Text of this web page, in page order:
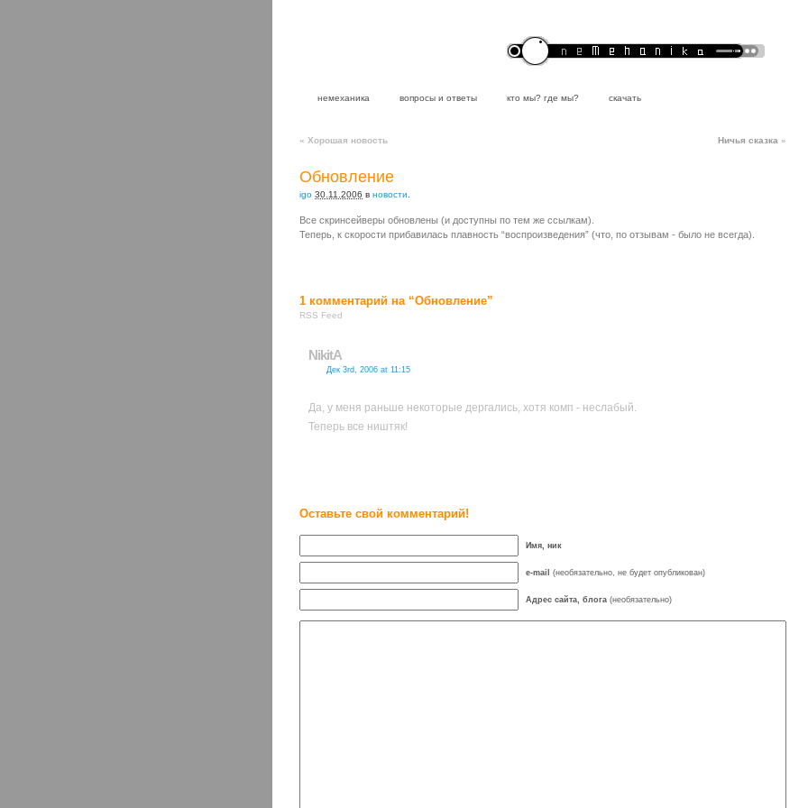
немеханика вопросы и ответы кто мы? где мы? скачать
« Хорошая новость Ничья сказка »
Обновление
igo 30.11.2006 в новости
Все скринсейверы обновлены (и доступны по тем же ссылкам).
Теперь, к скорости прибавилась плавность “воспроизведения” (что, по отзывам - было не всегда).
1 комментарий на “Обновление”
RSS Feed
NikitA
Дек 3rd, 2006 at 11:15
Да, у меня раньше некоторые дергались, хотя комп - неслабый.
Теперь все ништяк!
Оставьте свой комментарий!
Имя, ник
e-mail (необязательно, не будет опубликован)
Адрес сайта, блога (необязательно)